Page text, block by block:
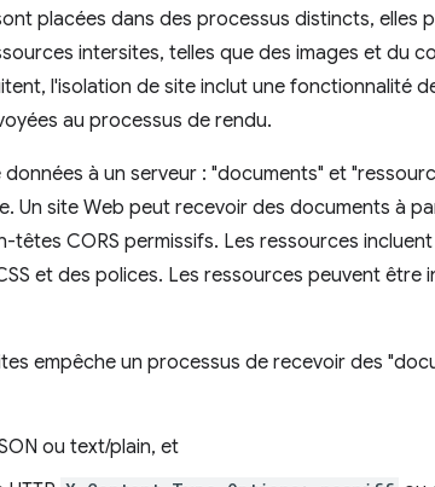
placées dans des processus distincts, elles
intersites, telles que des images et du
l'isolation de site inclut une fonctionnalité
au processus de rendu.
à un serveur : "documents" et
Un site Web peut recevoir des documents à
CORS permissifs. Les ressources
et des polices. Les ressources peuvent être
empêche un processus de recevoir des
ou text/plain, et